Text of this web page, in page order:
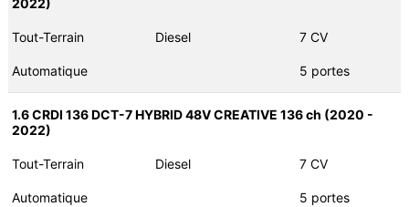
2022)
Tout-Terrain Diesel 7 CV
Automatique 5 portes
1.6 CRDI 136 DCT-7 HYBRID 48V CREATIVE 136 ch (2020 -
2022)
Tout-Terrain Diesel 7 CV
Automatique 5 portes